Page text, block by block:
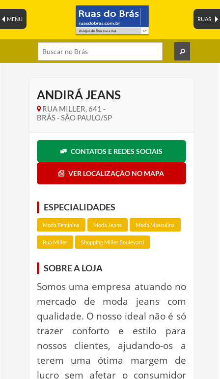
RUAS
MENU
ANDIRÁ JEANS
RUA MILLER, 641 -
BRÁS - SÃO PAULO/SP
CONTATOS E REDES SOCIAIS
VER LOCALIZAÇÃO NO MAPA
ESPECIALIDADES
Moda Feminina Moda Jeans Moda Masculina
Rua Miller Shopping Miller Boulevard
SOBRE A LOJA
Somos uma empresa atuando no
mercado de moda jeans com
qualidade. O nosso ideal não é só
trazer conforto e estilo para
nossos clientes, ajudando-os a
terem uma ótima margem de
lucro sem afetar o consumidor